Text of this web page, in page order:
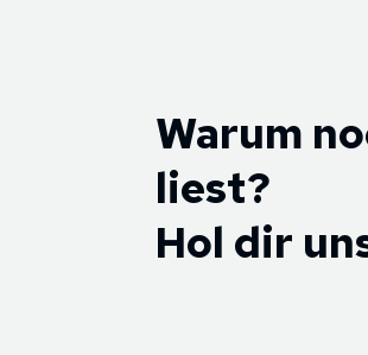
Warum
liest?
Hol dir